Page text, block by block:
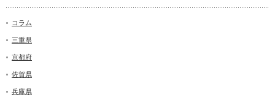
コラム
三重県
京都府
佐賀県
兵庫県